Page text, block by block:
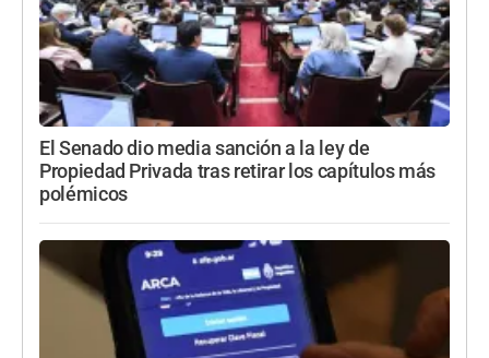
El Senado dio media sanción a la ley de
Propiedad Privada tras retirar los capítulos más
polémicos